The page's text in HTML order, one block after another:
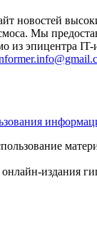
новостей
Мы
из эпицентра IT-
издания